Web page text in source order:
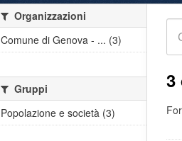
3
Organizzazioni
Comune di Genova - ... (3)
Gruppi
Popolazione e società (3)